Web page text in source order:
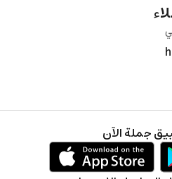
جملة الآن